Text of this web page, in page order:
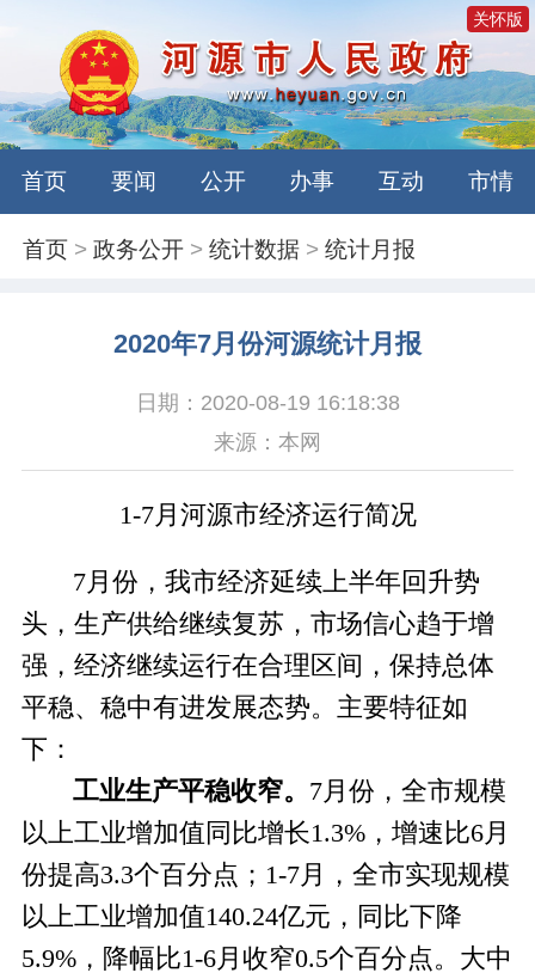
关怀版
首页 要闻 公开 办事 互动 市情
首页 >政务公开 >统计数据 >统计月报
2020年7月份河源统计月报
日期：2020-08-19 16:18:38
来源：本网
1-7月河源市经济运行简况
7月份，我市经济延续上半年回升势
头，生产供给继续复苏，市场信心趋于增
强，经济继续运行在合理区间，保持总体
平稳、稳中有进发展态势。主要特征如
下：
工业生产平稳收窄。 7月份，全市规模
以上工业增加值同比增长1.3%，增速比6月
份提高3.3个百分点；1-7月，全市实现规模
以上工业增加值140.24亿元，同比下降
5.9%，降幅比1-6月收窄0.5个百分点。大中